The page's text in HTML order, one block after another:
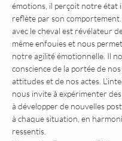
émotions, il perçoit notre état
reflète par son
avec le cheval est révélateur
même enfouies et nous
notre agilité émotionnelle. Il
conscience de la portée de
attitudes et de nos actes.
nous invite à expérimenter
à développer de nouvelles
à chaque situation, en
ressentis.